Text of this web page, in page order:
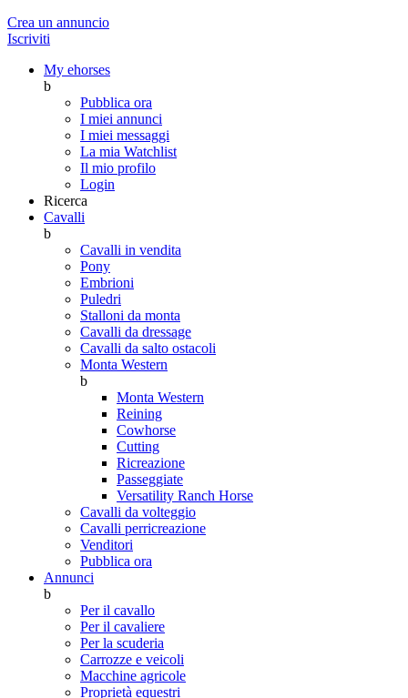
Crea un annuncio
Iscriviti
My ehorses
b
Pubblica ora
I miei annunci
I miei messaggi
La mia Watchlist
Il mio profilo
Login
Ricerca
Cavalli
b
Cavalli in vendita
Pony
Embrioni
Puledri
Stalloni da monta
Cavalli da dressage
Cavalli da salto ostacoli
Monta Western
b
Monta Western
Reining
Cowhorse
Cutting
Ricreazione
Passeggiate
Versatility Ranch Horse
Cavalli da volteggio
Cavalli perricreazione
Venditori
Pubblica ora
Annunci
b
Per il cavallo
Per il cavaliere
Per la scuderia
Carrozze e veicoli
Macchine agricole
Proprietà equestri